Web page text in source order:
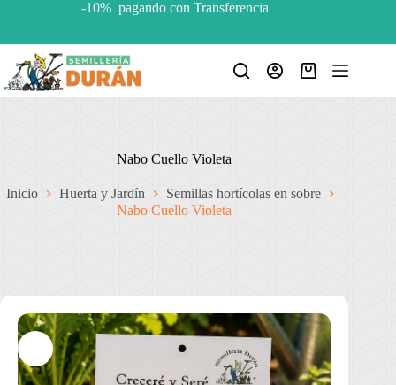
-10% pagando con Transferencia
Carro
Nabo Cuello Violeta
Inicio Huerta y Jardín
Semillas hortícolas en sobre
Nabo Cuello Violeta